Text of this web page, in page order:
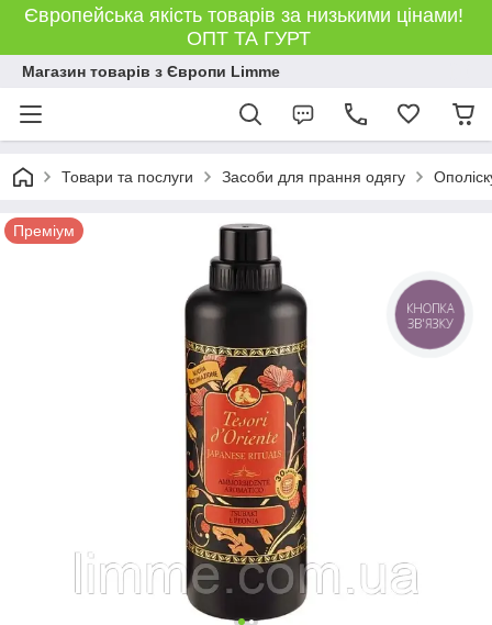
Європейська якість товарів за низькими цінами!
ОПТ ТА ГУРТ
Магазин товарів з Європи Limme
Товари та послуги Засоби для прання одягу
Преміум
КНОПКА
ЗВ'ЯЗКУ